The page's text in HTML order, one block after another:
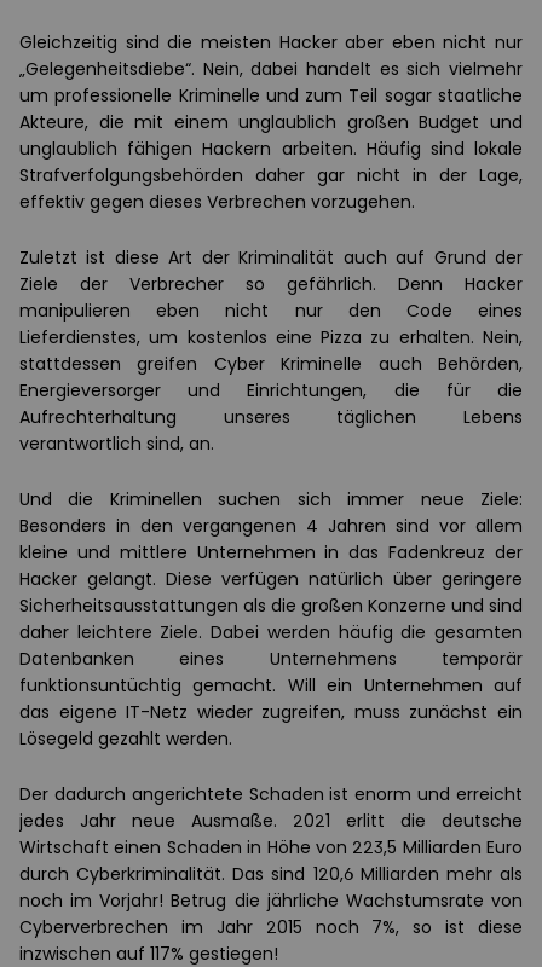
Gleichzeitig sind die meisten Hacker aber eben nicht nur
„Gelegenheitsdiebe“. Nein, dabei handelt es sich vielmehr
um professionelle Kriminelle und zum Teil sogar staatliche
Akteure, die mit einem unglaublich großen Budget und
unglaublich fähigen Hackern arbeiten. Häufig sind lokale
Strafverfolgungsbehörden daher gar nicht in der Lage,
effektiv gegen dieses Verbrechen vorzugehen.
Zuletzt ist diese Art der Kriminalität auch auf Grund der
Ziele der Verbrecher so gefährlich. Denn Hacker
manipulieren eben nicht nur den Code eines
Lieferdienstes, um kostenlos eine Pizza zu erhalten. Nein,
stattdessen greifen Cyber Kriminelle auch Behörden,
Energieversorger und Einrichtungen, die für die
Aufrechterhaltung unseres täglichen Lebens
verantwortlich sind, an.
Und die Kriminellen suchen sich immer neue Ziele:
Besonders in den vergangenen 4 Jahren sind vor allem
kleine und mittlere Unternehmen in das Fadenkreuz der
Hacker gelangt. Diese verfügen natürlich über geringere
Sicherheitsausstattungen als die großen Konzerne und sind
daher leichtere Ziele. Dabei werden häufig die gesamten
Datenbanken eines Unternehmens temporär
funktionsuntüchtig gemacht. Will ein Unternehmen auf
das eigene IT-Netz wieder zugreifen, muss zunächst ein
Lösegeld gezahlt werden.
Der dadurch angerichtete Schaden ist enorm und erreicht
jedes Jahr neue Ausmaße. 2021 erlitt die deutsche
Wirtschaft einen Schaden in Höhe von 223,5 Milliarden Euro
durch Cyberkriminalität. Das sind 120,6 Milliarden mehr als
noch im Vorjahr! Betrug die jährliche Wachstumsrate von
Cyberverbrechen im Jahr 2015 noch 7%, so ist diese
inzwischen auf 117% gestiegen!